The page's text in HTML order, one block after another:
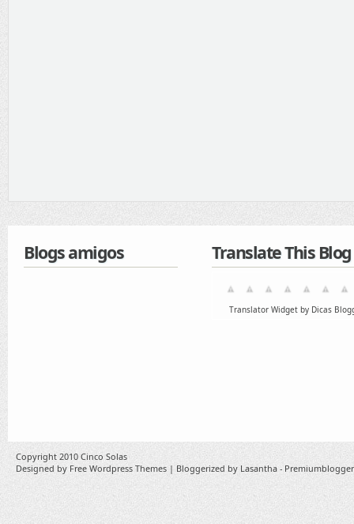
Blogs amigos Translate This Blog
Translator Widget by Dicas
Copyright 2010 Cinco Solas
Designed by Free Wordpress Themes | Bloggerized by Lasantha -